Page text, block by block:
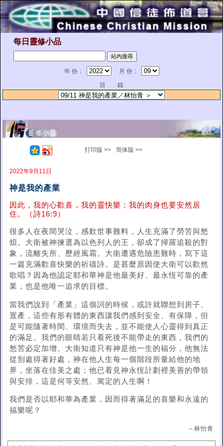
每日靈修小品
年 份：
月 份：
目 錄
打印版 >> 简体版 >>
2022年9月11日
神是我的產業
因此，我的心歡喜，我的靈快樂；我的肉身也要安然居
住。（詩16:9）
很多人在夜間哭泣，感歎世事難料，人生充滿了勞苦與愁
煩。大衛被神揀選為以色列人的王，卻成了掃羅追殺的對
象，流離失所、歷經風霜。大衛遭遇危險患難時，寫下這
一篇充滿歡喜快樂的祈禱詩。是甚麼原因使大衛可以歡然
歌唱？因為他認定耶和華神是他最美好、最永恆可靠的產
業，也是他唯一追求的目標。
當我們說到「產業」這個詞的時候，或許就聯想到房子、
置產，這些有形有體的東西讓我們感到安全、有保障，但
是可能隨著時間、環境而失去，並不能使人心靈得到真正
的滿足。我們的眼睛若只看死後不能帶走的東西，我們的
愁苦必定加增。大衛知道只有神是他一生的福分，他無法
從別處得著好處，神在他人生每一個階段所量給他的地
界，坐落在佳美之處；他已看見神永恆計劃裡美善的帶領
與安排，這是何等安然、篤定的人生啊！
我們是否以耶和華為產業，因而得著滿足的喜樂和永遠的
福樂呢？
～林怡青